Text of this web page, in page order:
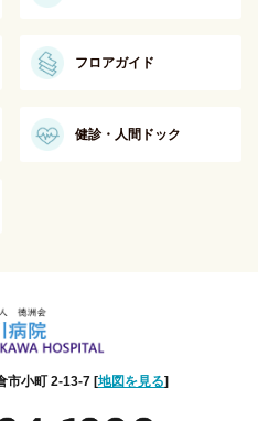
フロアガイド
健診・人間ドック
市小町 2-13-7 [地図を見る]